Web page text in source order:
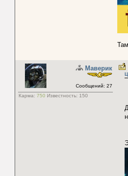
Маверик
Сообщений: 27
Карма: 750 Известность: 150